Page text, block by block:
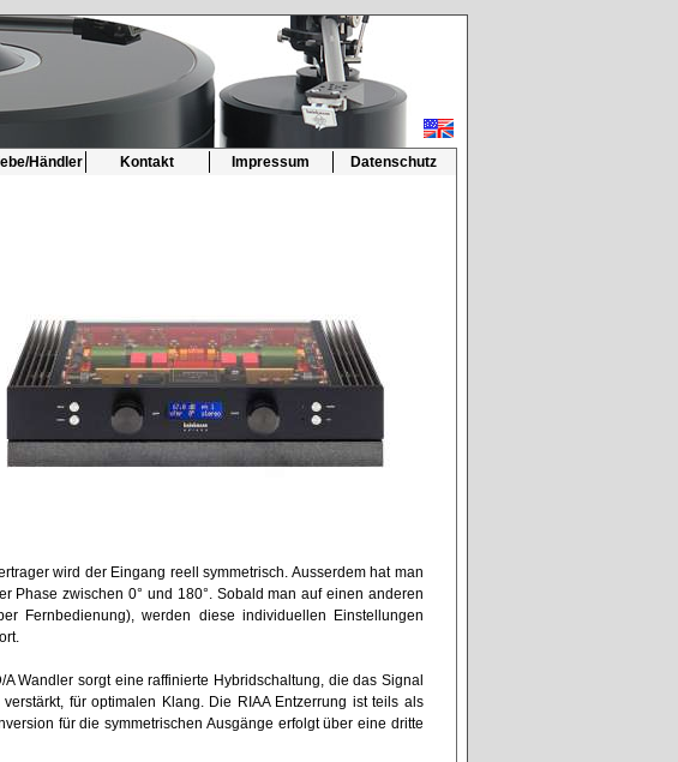
Händler Kontakt Impressum Datenschutz
wird der Eingang reell symmetrisch. Ausserdem hat man
Phase zwischen 0° und 180°. Sobald man auf einen anderen
Fernbedienung), werden diese individuellen Einstellungen
Wandler sorgt eine raffinierte Hybridschaltung, die das Signal
für optimalen Klang. Die RIAA Entzerrung ist teils als
für die symmetrischen Ausgänge erfolgt über eine dritte